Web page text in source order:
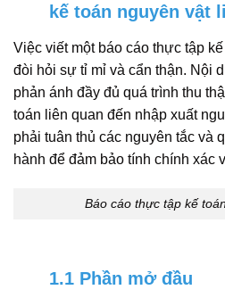
kế toán nguyên vật
Việc viết một báo cáo thực tập
đòi hỏi sự tỉ mỉ và cẩn thận. Nội
phản ánh đầy đủ quá trình thu
toán liên quan đến nhập xuất
phải tuân thủ các nguyên tắc và
hành để đảm bảo tính chính xác
Báo cáo thực tập kế
1.1 Phần mở đầu